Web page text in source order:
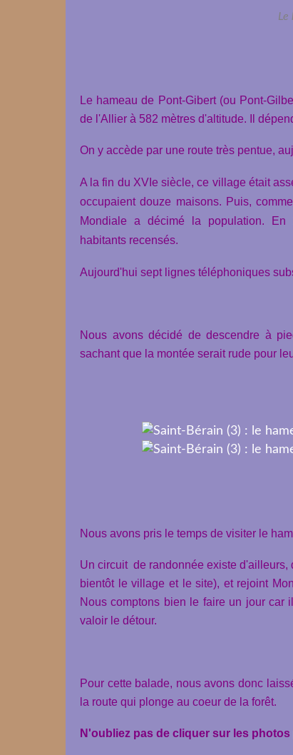
Le
Le hameau de Pont-Gibert (ou Pont-
de l'Allier à 582 mètres d'altitude. Il
On y accède par une route très pentue,
A la fin du XVIe siècle, ce village était
occupaient douze maisons. Puis,
Mondiale a décimé la population. En
habitants recensés.
Aujourd'hui sept lignes téléphoniques
Nous avons décidé de descendre à
sachant que la montée serait rude pour
Nous avons pris le temps de visiter le
Un circuit de randonnée existe d'ailleurs,
bientôt le village et le site), et rejoint
Nous comptons bien le faire un jour car
valoir le détour.
Pour cette balade, nous avons donc
la route qui plonge au coeur de la forêt.
N'oubliez pas de cliquer sur les